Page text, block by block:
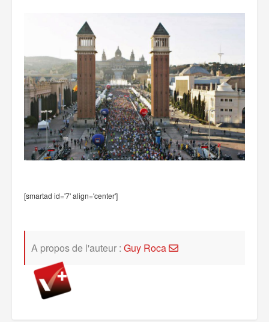
[smartad id='7' align='center']
A propos de l'auteur : Guy Roca